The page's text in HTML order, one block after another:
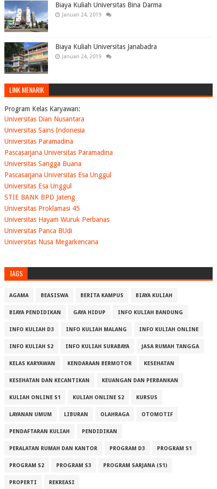
Biaya Kuliah Universitas Bina Darma
Januari 24, 2019
Biaya Kuliah Universitas Janabadra
Januari 24, 2019
LINK MENARIK
Program Kelas Karyawan:
Universitas Dian Nusantara
Universitas Sains Indonesia
Universitas Paramadina
Pascasarjana Universitas Paramadina
Universitas Sangga Buana
Pascasarjana Universitas Esa Unggul
Universitas Esa Unggul
STIE BANK BPD Jateng
Universitas Proklamasi 45
Universitas Hayam Wuruk Perbanas
Universitas Panca BUdi
Universitas Nusa Megarkencana
TAGS
AGAMA BEASISWA BERITA KAMPUS BIAYA KULIAH
BIAYA PENDIDIKAN GAYA HIDUP INFO KULIAH BANDUNG
INFO KULIAH D3 INFO KULIAH MALANG INFO KULIAH ONLINE
INFO KULIAH S2 INFO KULIAH SURABAYA JASA RUMAH TANGGA
KELAS KARYAWAN KENDARAAN BERMOTOR KESEHATAN
KESEHATAN DAN KECANTIKAN KEUANGAN DAN PERBANKAN
KULIAH ONLINE S1 KULIAH ONLINE S2 KURSUS
LAYANAN UMUM LIBURAN OLAHRAGA OTOMOTIF
PENDAFTARAN KULIAH PENDIDIKAN
PERALATAN RUMAH DAN KANTOR PROGRAM D3 PROGRAM S1
PROGRAM S2 PROGRAM S3 PROGRAM SARJANA (S1)
PROPERTI REKREASI